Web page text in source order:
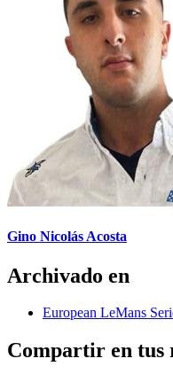
Gino Nicolás Acosta
Archivado en
European LeMans
Compartir en tus